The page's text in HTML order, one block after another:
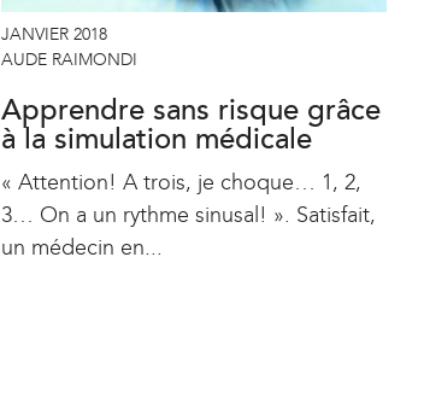
JANVIER 2018
AUDE RAIMONDI
Apprendre sans risque grâce
à la simulation médicale
« Attention! A trois, je choque… 1, 2,
3… On a un rythme sinusal! ». Satisfait,
un médecin en...